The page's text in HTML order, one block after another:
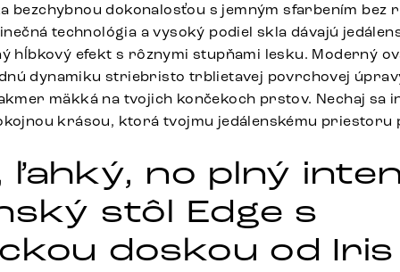
bezchybnou dokonalosťou s jemným sfarbením bez
technológia a vysoký podiel skla dávajú
hĺbkový efekt s rôznymi stupňami lesku. Moderný
dynamiku striebristo trblietavej povrchovej
mäkká na tvojich končekoch prstov. Nechaj sa
krásou, ktorá tvojmu jedálenskému priestoru
ľahký, no plný
stôl Edge s
doskou od Iris